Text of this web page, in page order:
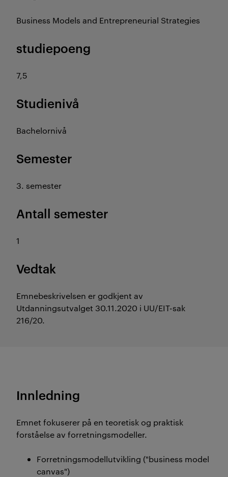
Business Models and Entrepreneurial Strategies
studiepoeng
7,5
Studienivå
Bachelornivå
Semester
3. semester
Antall semester
1
Vedtak
Emnebeskrivelsen er godkjent av
Utdanningsutvalget 30.11.2020 i UU/EIT-sak
216/20.
Innledning
Emnet fokuserer på en teoretisk og praktisk
forståelse av forretningsmodeller.
Forretningsmodellutvikling ("business model
canvas")